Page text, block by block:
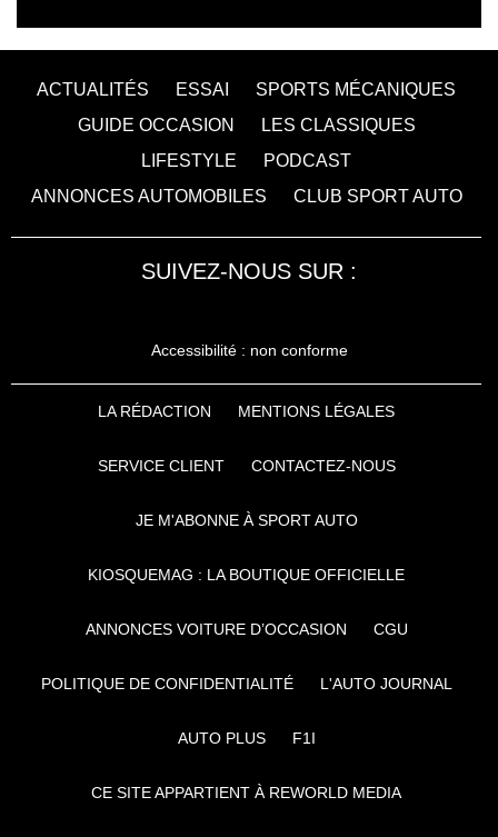
ACTUALITÉS ESSAI
SPORTS MÉCANIQUES
GUIDE OCCASION
LES CLASSIQUES
LIFESTYLE
PODCAST
ANNONCES AUTOMOBILES
CLUB SPORT AUTO
SUIVEZ-NOUS SUR :
Accessibilité : non conforme
LA RÉDACTION MENTIONS LÉGALES
SERVICE CLIENT CONTACTEZ-NOUS
JE M'ABONNE À SPORT AUTO
KIOSQUEMAG : LA BOUTIQUE OFFICIELLE
ANNONCES VOITURE D’OCCASION CGU
POLITIQUE DE CONFIDENTIALITÉ L'AUTO JOURNAL
AUTO PLUS F1I
CE SITE APPARTIENT À REWORLD MEDIA